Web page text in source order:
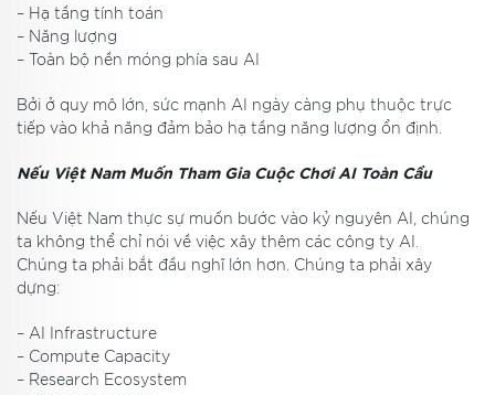
– Hạ tầng tính toán
– Năng lượng
– Toàn bộ nền móng phía sau AI
Bởi ở quy mô lớn, sức mạnh AI ngày càng phụ thuộc trực
tiếp vào khả năng đảm bảo hạ tầng năng lượng ổn định.
Nếu Việt Nam Muốn Tham Gia Cuộc Chơi AI Toàn Cầu
Nếu Việt Nam thực sự muốn bước vào kỷ nguyên AI, chúng
ta không thể chỉ nói về việc xây thêm các công ty AI.
Chúng ta phải bắt đầu nghĩ lớn hơn. Chúng ta phải xây
dựng:
– AI Infrastructure
– Compute Capacity
– Research Ecosystem